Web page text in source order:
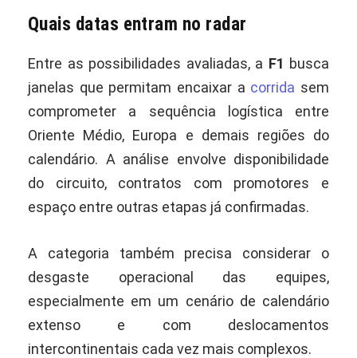
Quais datas entram no radar
Entre as possibilidades avaliadas, a F1 busca
janelas que permitam encaixar a corrida sem
comprometer a sequência logística entre
Oriente Médio, Europa e demais regiões do
calendário. A análise envolve disponibilidade
do circuito, contratos com promotores e
espaço entre outras etapas já confirmadas.
A categoria também precisa considerar o
desgaste operacional das equipes,
especialmente em um cenário de calendário
extenso e com deslocamentos
intercontinentais cada vez mais complexos.